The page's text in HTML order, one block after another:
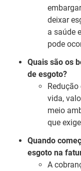
deixar
a saúde
pode
Quais são os
de esgoto?
vida,
meio
que
Quando
esgoto na
A